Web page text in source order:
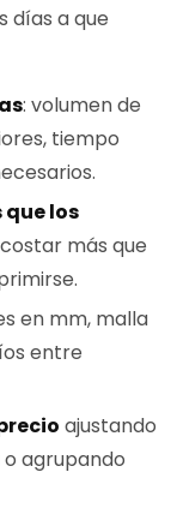
días a que
: volumen de
tiempo
los
más que
en mm, malla
entre
ajustando
agrupando